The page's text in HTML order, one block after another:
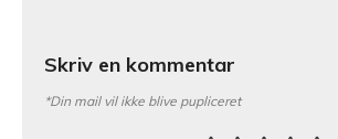
Skriv en kommentar
*Din mail vil ikke blive pupliceret